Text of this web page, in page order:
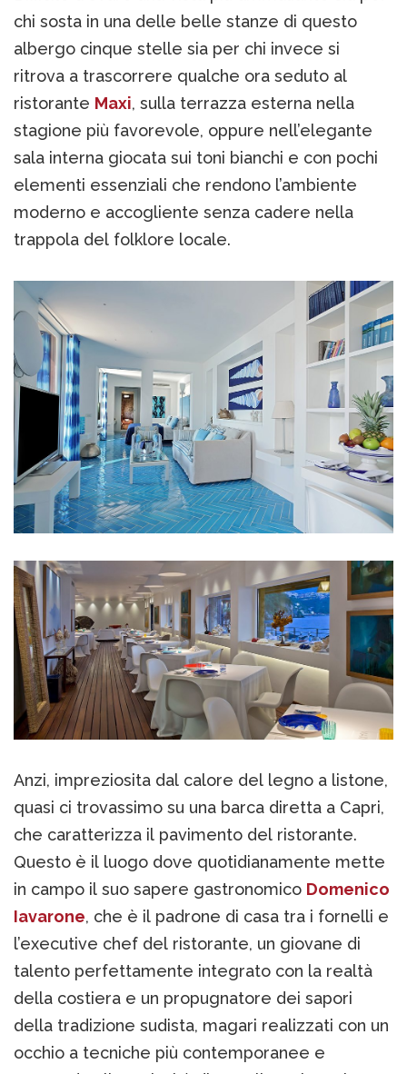
chi sosta in una delle belle stanze di questo
albergo cinque stelle sia per chi invece si
ritrova a trascorrere qualche ora seduto al
ristorante Maxi, sulla terrazza esterna nella
stagione più favorevole, oppure nell’elegante
sala interna giocata sui toni bianchi e con pochi
elementi essenziali che rendono l’ambiente
moderno e accogliente senza cadere nella
trappola del folklore locale.
Anzi, impreziosita dal calore del legno a listone,
quasi ci trovassimo su una barca diretta a Capri,
che caratterizza il pavimento del ristorante.
Questo è il luogo dove quotidianamente mette
in campo il suo sapere gastronomico Domenico
Iavarone, che è il padrone di casa tra i fornelli e
l’executive chef del ristorante, un giovane di
talento perfettamente integrato con la realtà
della costiera e un propugnatore dei sapori
della tradizione sudista, magari realizzati con un
occhio a tecniche più contemporanee e